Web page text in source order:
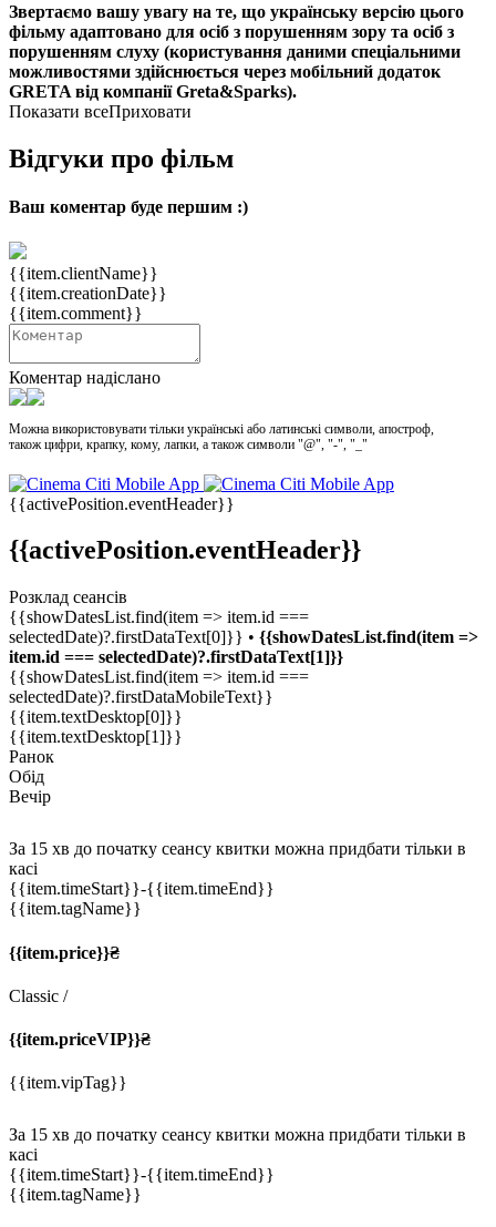
Звертаємо вашу увагу на те, що українську версію цього
фільму адаптовано для осіб з порушенням зору та осіб з
порушенням слуху (користування даними спеціальними
можливостями здійснюється через мобільний додаток
GRETA від компанії Greta&Sparks).
Показати всеПриховати
Відгуки про фільм
Ваш коментар буде першим :)
{{item.clientName}}
{{item.creationDate}}
{{item.comment}}
Коментар надіслано
Можна використовувати тільки українські або латинські символи, апостроф,
також цифри, крапку, кому, лапки, а також символи "@", "-", "_"
{{activePosition.eventHeader}}
{{activePosition.eventHeader}}
Розклад сеансів
{{showDatesList.find(item => item.id ===
selectedDate)?.firstDataText[0]}} • {{showDatesList.find(item =>
item.id === selectedDate)?.firstDataText[1]}}
{{showDatesList.find(item => item.id ===
selectedDate)?.firstDataMobileText}}
{{item.textDesktop[0]}}
{{item.textDesktop[1]}}
Ранок
Обід
Вечір
За 15 хв до початку сеансу квитки можна придбати тільки в
касі
{{item.timeStart}}-{{item.timeEnd}}
{{item.tagName}}
{{item.price}}₴
Classic /
{{item.priceVIP}}₴
{{item.vipTag}}
За 15 хв до початку сеансу квитки можна придбати тільки в
касі
{{item.timeStart}}-{{item.timeEnd}}
{{item.tagName}}